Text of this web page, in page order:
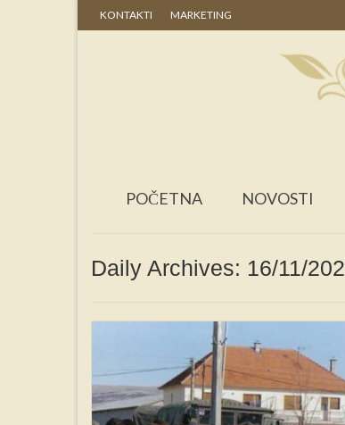
KONTAKTI MARKETING
POČETNA NOVOSTI
Daily Archives: 16/11/